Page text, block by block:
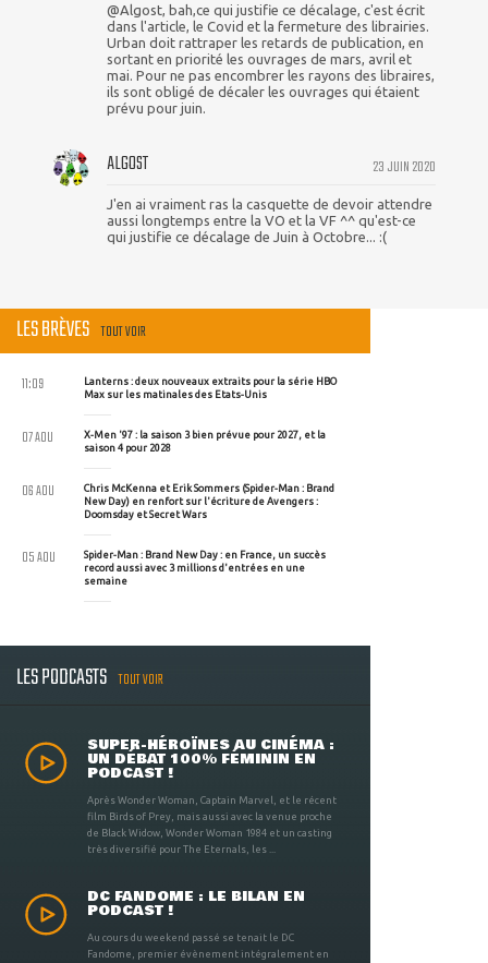
@Algost, bah,ce qui justifie ce décalage, c'est écrit
dans l'article, le Covid et la fermeture des librairies.
Urban doit rattraper les retards de publication, en
sortant en priorité les ouvrages de mars, avril et
mai. Pour ne pas encombrer les rayons des libraires,
ils sont obligé de décaler les ouvrages qui étaient
prévu pour juin.
23 JUIN 2020
ALGOST
J'en ai vraiment ras la casquette de devoir attendre
aussi longtemps entre la VO et la VF ^^ qu'est-ce
qui justifie ce décalage de Juin à Octobre... :(
LES BRÈVES TOUT VOIR
Lanterns : deux nouveaux extraits pour la série HBO
Max sur les matinales des Etats-Unis
11:09
X-Men '97 : la saison 3 bien prévue pour 2027, et la
saison 4 pour 2028
07 AOU
Chris McKenna et Erik Sommers (Spider-Man : Brand
New Day) en renfort sur l'écriture de Avengers :
Doomsday et Secret Wars
06 AOU
Spider-Man : Brand New Day : en France, un succès
record aussi avec 3 millions d'entrées en une
semaine
05 AOU
LES PODCASTS TOUT VOIR
SUPER-HÉROÏNES AU CINÉMA :
UN DÉBAT 100% FÉMININ EN
PODCAST !
Après Wonder Woman, Captain Marvel, et le récent
film Birds of Prey, mais aussi avec la venue proche
de Black Widow, Wonder Woman 1984 et un casting
très diversifié pour The Eternals, les ...
DC FANDOME : LE BILAN EN
PODCAST !
Au cours du weekend passé se tenait le DC
Fandome, premier évènement intégralement en